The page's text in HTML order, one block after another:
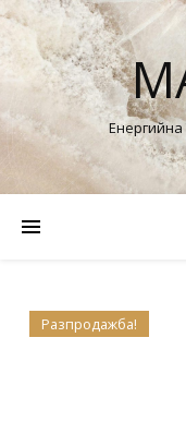
Разпродажба!